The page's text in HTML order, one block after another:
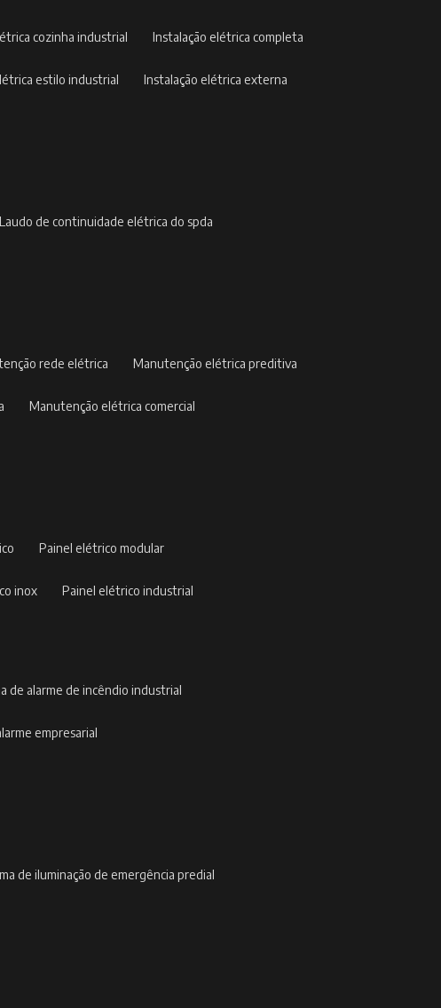
cozinha industrial instalação elétrica completa
estilo industrial instalação elétrica externa
laudo de continuidade elétrica do spda
rede elétrica manutenção elétrica preditiva
manutenção elétrica comercial
painel elétrico modular
inox painel elétrico industrial
de alarme de incêndio industrial
empresarial
de iluminação de emergência predial